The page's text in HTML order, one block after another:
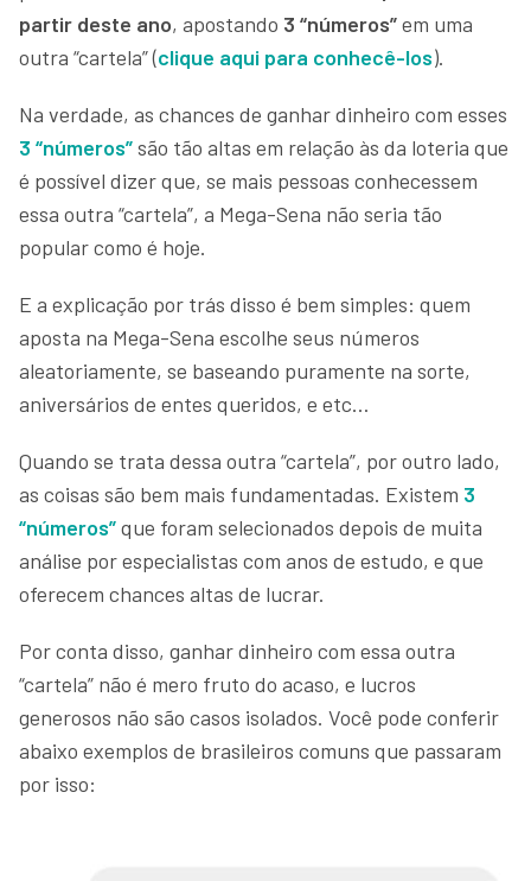
partir deste ano, apostando 3 “números”em uma
outra “cartela” (clique aqui para conhecê-los).
Na verdade, as chances de ganhar dinheiro com esses
3 “números”são tão altas em relação às da loteria que
é possível dizer que, se mais pessoas conhecessem
essa outra “cartela”, a Mega-Sena não seria tão
popular como é hoje.
E a explicação por trás disso é bem simples: quem
aposta na Mega-Sena escolhe seus números
aleatoriamente, se baseando puramente na sorte,
aniversários de entes queridos, e etc…
Quando se trata dessa outra “cartela”, por outro lado,
as coisas são bem mais fundamentadas. Existem 3
“números”que foram selecionados depois de muita
análise por especialistas com anos de estudo, e que
oferecem chances altas de lucrar.
Por conta disso, ganhar dinheiro com essa outra
“cartela” não é mero fruto do acaso, e lucros
generosos não são casos isolados. Você pode conferir
abaixo exemplos de brasileiros comuns que passaram
por isso: